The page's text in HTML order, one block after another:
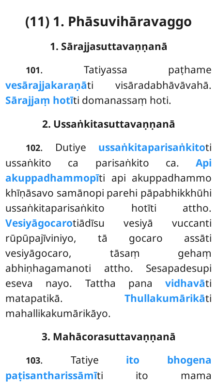
(11) 1. Phāsuvihāravaggo
1. Sārajjasuttavaṇṇanā
101. Tatiyassa paṭhame
vesārajjakaraṇāti visāradabhāvāvahā.
Sārajjaṃ hotīti domanassaṃ hoti.
2. Ussaṅkitasuttavaṇṇanā
102. Dutiye ussaṅkitaparisaṅkitoti
ussaṅkito ca parisaṅkito ca. Api
akuppadhammopīti api akuppadhammo
khīṇāsavo samānopi parehi pāpabhikkhūhi
ussaṅkitaparisaṅkito hotīti attho.
Vesiyāgocarotiādīsu vesiyā vuccanti
rūpūpajīviniyo, tā gocaro assāti
vesiyāgocaro, tāsaṃ gehaṃ
abhiṇhagamanoti attho. Sesapadesupi
eseva nayo. Tattha pana vidhavāti
matapatikā. Thullakumārikāti
mahallikakumārikāyo.
3. Mahācorasuttavaṇṇanā
103. Tatiye ito bhogena
paṭisantharissāmīti ito mama